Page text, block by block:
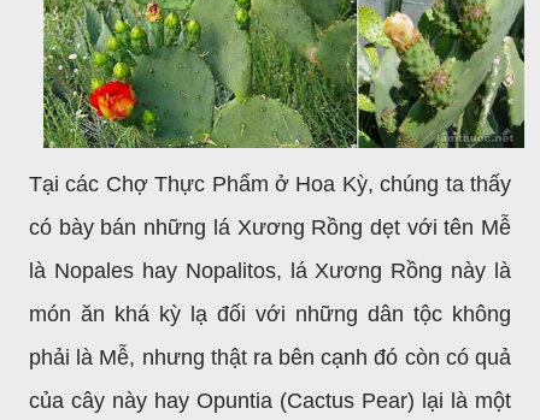
Tại các Chợ Thực Phẩm ở Hoa Kỳ, chúng ta thấy
có bày bán những lá Xương Rồng dẹt với tên Mễ
là Nopales hay Nopalitos, lá Xương Rồng này là
món ăn khá kỳ lạ đối với những dân tộc không
phải là Mễ, nhưng thật ra bên cạnh đó còn có quả
của cây này hay Opuntia (Cactus Pear) lại là một